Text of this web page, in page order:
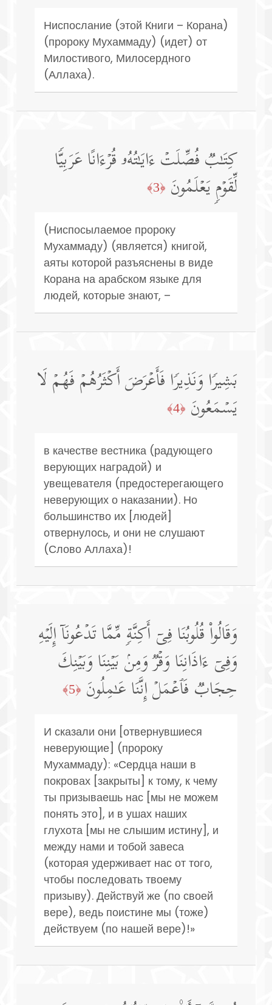
Ниспослание (этой Книги – Корана)
(пророку Мухаммаду) (идет) от
Милостивого, Милосердного
(Аллаха).
كِتَـٰبࣱ فُصِّلَتۡ ءَایَـٰتُهُۥ قُرۡءَانًا عَرَبِیࣰّا
لِّقَوۡمࣲ یَعۡلَمُونَ ﴿3﴾
(Ниспосылаемое пророку
Мухаммаду) (является) книгой,
аяты которой разъяснены в виде
Корана на арабском языке для
людей, которые знают, –
بَشِیرࣰا وَنَذِیرࣰا فَأَعۡرَضَ أَكۡثَرُهُمۡ فَهُمۡ لَا
یَسۡمَعُونَ ﴿4﴾
в качестве вестника (радующего
верующих наградой) и
увещевателя (предостерегающего
неверующих о наказании). Но
большинство их [людей]
отвернулось, и они не слушают
(Слово Аллаха)!
وَقَالُوا۟ قُلُوبُنَا فِیۤ أَكِنَّةࣲ مِّمَّا تَدۡعُونَاۤ إِلَیۡهِ
وَفِیۤ ءَاذَانِنَا وَقۡرࣱ وَمِنۢ بَیۡنِنَا وَبَیۡنِكَ
حِجَابࣱ فَٱعۡمَلۡ إِنَّنَا عَـٰمِلُونَ ﴿5﴾
И сказали они [отвернувшиеся
неверующие] (пророку
Мухаммаду): «Сердца наши в
покровах [закрыты] к тому, к чему
ты призываешь нас [мы не можем
понять это], и в ушах наших
глухота [мы не слышим истину], и
между нами и тобой завеса
(которая удерживает нас от того,
чтобы последовать твоему
призыву). Действуй же (по своей
вере), ведь поистине мы (тоже)
действуем (по нашей вере)!»